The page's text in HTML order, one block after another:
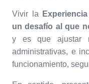
Vivir la
un desafío al que
y es que ajustar
administrativas, e
funcionamiento,